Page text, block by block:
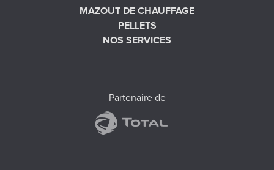
MAZOUT DE CHAUFFAGE
PELLETS
NOS SERVICES
Partenaire de